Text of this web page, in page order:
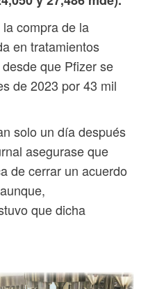
compra de la
en tratamientos
que Pfizer se
de 2023 por 43 mil
solo un día después
asegurase que
de cerrar un acuerdo
que dicha